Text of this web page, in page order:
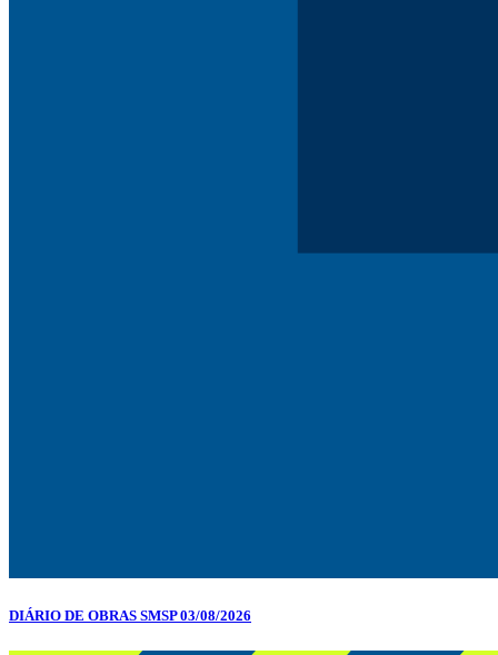
DIÁRIO DE OBRAS SMSP 03/08/2026